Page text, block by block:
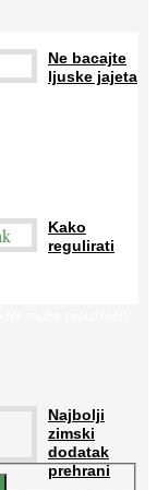
Ne bacajte
ljuske jajeta
Kako
regulirati
Najbolji
zimski
dodatak
prehrani